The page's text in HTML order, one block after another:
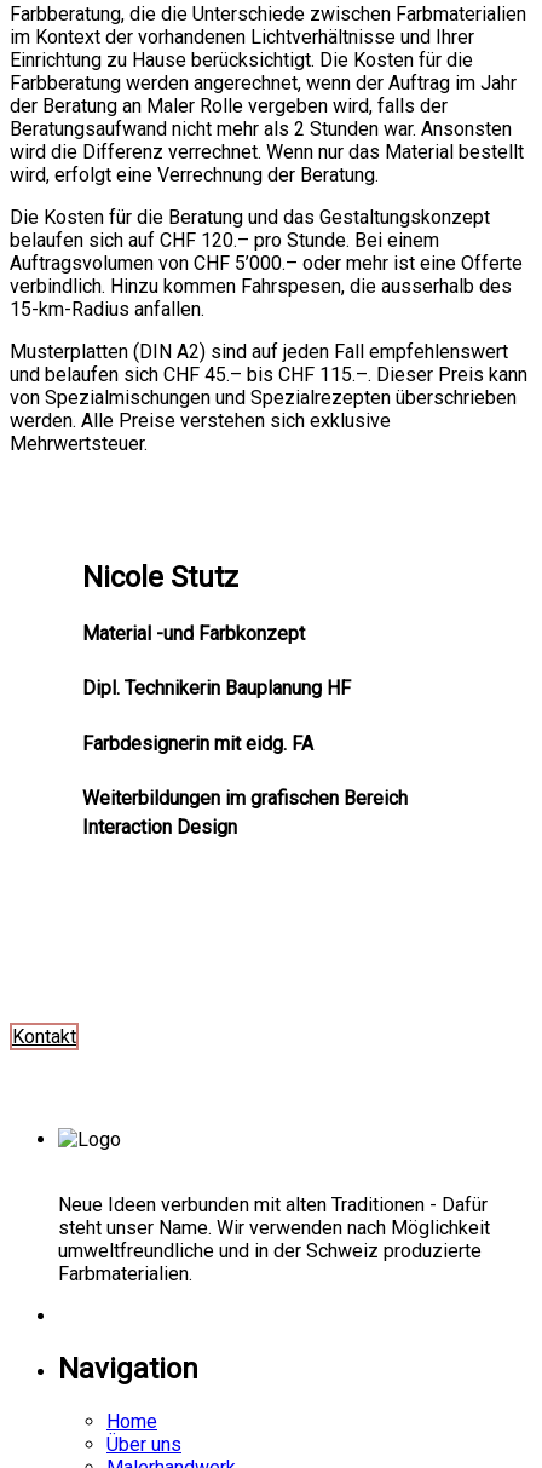
Farbberatung, die die Unterschiede zwischen Farbmaterialien
im Kontext der vorhandenen Lichtverhältnisse und Ihrer
Einrichtung zu Hause berücksichtigt. Die Kosten für die
Farbberatung werden angerechnet, wenn der Auftrag im Jahr
der Beratung an Maler Rolle vergeben wird, falls der
Beratungsaufwand nicht mehr als 2 Stunden war. Ansonsten
wird die Differenz verrechnet. Wenn nur das Material bestellt
wird, erfolgt eine Verrechnung der Beratung.
Die Kosten für die Beratung und das Gestaltungskonzept
belaufen sich auf CHF 120.– pro Stunde. Bei einem
Auftragsvolumen von CHF 5’000.– oder mehr ist eine Offerte
verbindlich. Hinzu kommen Fahrspesen, die ausserhalb des
15-km-Radius anfallen.
Musterplatten (DIN A2) sind auf jeden Fall empfehlenswert
und belaufen sich CHF 45.– bis CHF 115.–. Dieser Preis kann
von Spezialmischungen und Spezialrezepten überschrieben
werden. Alle Preise verstehen sich exklusive
Mehrwertsteuer.
Nicole Stutz
Material -und Farbkonzept
Dipl. Technikerin Bauplanung HF
Farbdesignerin mit eidg. FA
Weiterbildungen im grafischen Bereich
Interaction Design
Kontakt
Neue Ideen verbunden mit alten Traditionen - Dafür
steht unser Name. Wir verwenden nach Möglichkeit
umweltfreundliche und in der Schweiz produzierte
Farbmaterialien.
Navigation
Home
Über uns